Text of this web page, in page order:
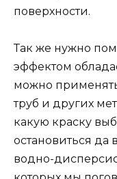
поверхности.
Так же нужно
эффектом
можно
труб и других
какую краску
остановиться
водно-